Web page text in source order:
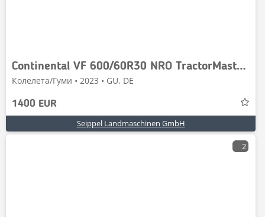
Continental VF 600/60R30 NRO TractorMaster 2Stk.
Колелета/Гуми • 2023 • GU, DE
1400 EUR
Seippel Landmaschinen GmbH
2